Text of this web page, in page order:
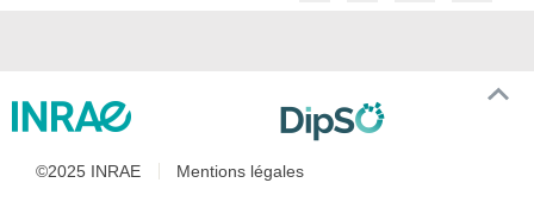
©2025 INRAE Mentions légales